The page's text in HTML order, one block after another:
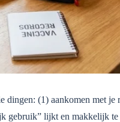
(1) aankomen met je
gebruik” lijkt en makkelijk